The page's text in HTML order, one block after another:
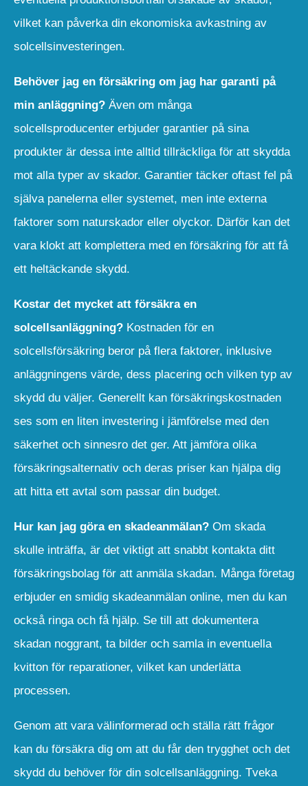
vilket kan påverka din ekonomiska avkastning av
solcellsinvesteringen.
Behöver jag en försäkring om jag har garanti på
min anläggning? Även om många
solcellsproducenter erbjuder garantier på sina
produkter är dessa inte alltid tillräckliga för att skydda
mot alla typer av skador. Garantier täcker oftast fel på
själva panelerna eller systemet, men inte externa
faktorer som naturskador eller olyckor. Därför kan det
vara klokt att komplettera med en försäkring för att få
ett heltäckande skydd.
Kostar det mycket att försäkra en
solcellsanläggning? Kostnaden för en
solcellsförsäkring beror på flera faktorer, inklusive
anläggningens värde, dess placering och vilken typ av
skydd du väljer. Generellt kan försäkringskostnaden
ses som en liten investering i jämförelse med den
säkerhet och sinnesro det ger. Att jämföra olika
försäkringsalternativ och deras priser kan hjälpa dig
att hitta ett avtal som passar din budget.
Hur kan jag göra en skadeanmälan? Om skada
skulle inträffa, är det viktigt att snabbt kontakta ditt
försäkringsbolag för att anmäla skadan. Många företag
erbjuder en smidig skadeanmälan online, men du kan
också ringa och få hjälp. Se till att dokumentera
skadan noggrant, ta bilder och samla in eventuella
kvitton för reparationer, vilket kan underlätta
processen.
Genom att vara välinformerad och ställa rätt frågor
kan du försäkra dig om att du får den trygghet och det
skydd du behöver för din solcellsanläggning. Tveka